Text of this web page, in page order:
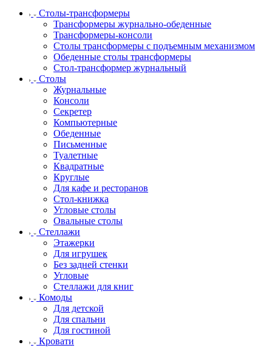
Столы-трансформеры
Трансформеры журнально-обеденные
Трансформеры-консоли
Столы трансформеры с подъемным механизмом
Обеденные столы трансформеры
Стол-трансформер журнальный
Столы
Журнальные
Консоли
Секретер
Компьютерные
Обеденные
Письменные
Туалетные
Квадратные
Круглые
Для кафе и ресторанов
Стол-книжка
Угловые столы
Овальные столы
Стеллажи
Этажерки
Для игрушек
Без задней стенки
Угловые
Стеллажи для книг
Комоды
Для детской
Для спальни
Для гостиной
Кровати